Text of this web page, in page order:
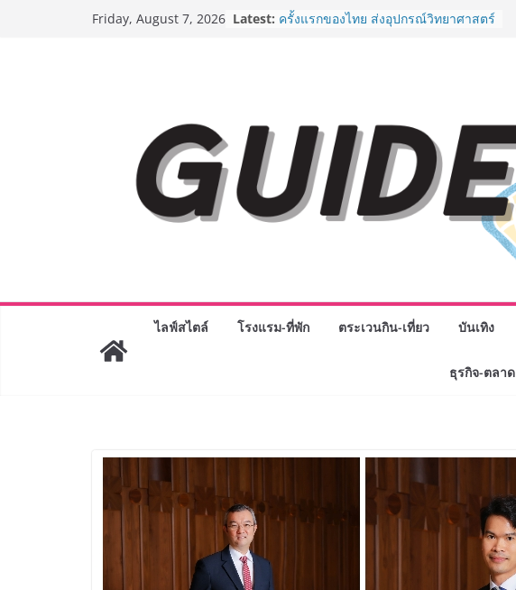
Friday, August 7, 2026 Latest: ครั้งแรกของไทย ส่งอุปกรณ์วิทยาศาสตร์
พร้อมฟรีคอนเสิร์ต “โชค รถแห่” ยกวง
AirAsia X SEE FAH พันธมิตรทางธุรกิจ
ยาวนานกว่า 20 ปี ต่อยอดเสิร์ฟความ
อร่อย ยกเมนูระดับตำนาน “ข้าวหน้าไก่
ราชวงศ์” พุ่งทะยานสู่น่านฟ้า
BEDO เดินหน้าจัดกิจกรรมเจรจาธุรกิจ
สด ดอกไม้ประดิษฐ์ พวงมาลัย และสังฆ
ภัณฑ์ครบวงจร ขอเชิญเลือกซื้อมาลัย
ไลฟ์สไตล์ โรงแรม-ที่พัก ตระเวนกิน-เที่ยว บันเทิง
ธุรกิจ-ตลาด